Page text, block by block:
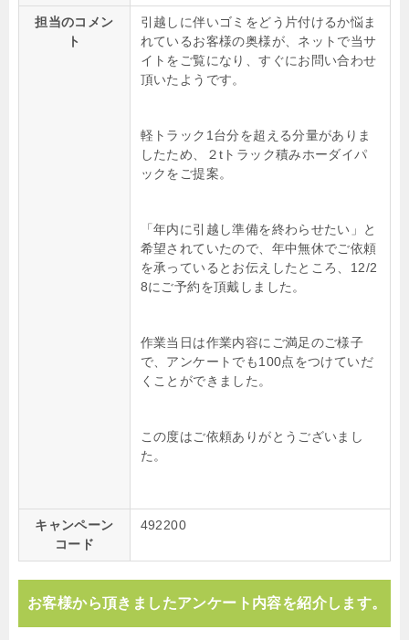
担当のコメン
ト
引越しに伴いゴミをどう片付けるか悩ま
れているお客様の奥様が、ネットで当サ
イトをご覧になり、すぐにお問い合わせ
頂いたようです。
軽トラック1台分を超える分量がありま
したため、２tトラック積みホーダイパ
ックをご提案。
「年内に引越し準備を終わらせたい」と
希望されていたので、年中無休でご依頼
を承っているとお伝えしたところ、12/2
8にご予約を頂戴しました。
作業当日は作業内容にご満足のご様子
で、アンケートでも100点をつけていだ
くことができました。
この度はご依頼ありがとうございまし
た。
キャンペーン
コード
492200
お客様から頂きましたアンケート内容を紹介します。